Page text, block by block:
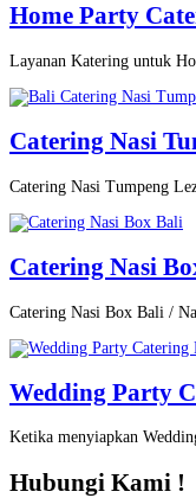
Home Party
Layanan Katering untuk
Catering Nasi
Catering Nasi Tumpeng
Catering Nasi
Catering Nasi Box Bali /
Wedding Party
Ketika menyiapkan
Hubungi Kami !